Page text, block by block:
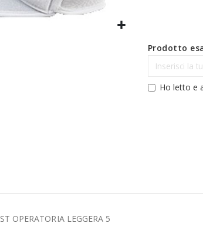
Prodotto
Ho letto e
OPERATORIA LEGGERA 5